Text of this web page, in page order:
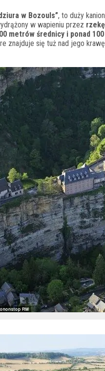
w Bozouls”, to duży
w wapieniu przez
metrów średnicy i ponad
znajduje się tuż nad jego